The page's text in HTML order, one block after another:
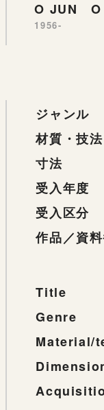
O JUN O
1956-
ジャンル
材質・技法
寸法
受入年度
受入区分
作品／資
Title
Genre
Material/